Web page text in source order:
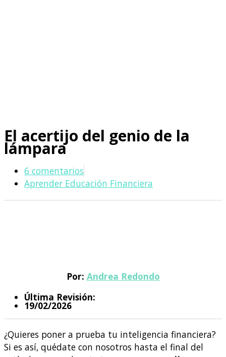
El acertijo del genio de la
lámpara
6 comentarios
Aprender Educación Financiera
Por: Andrea Redondo
Última Revisión:
19/02/2026
¿Quieres poner a prueba tu inteligencia financiera?
Si es así, quédate con nosotros hasta el final del